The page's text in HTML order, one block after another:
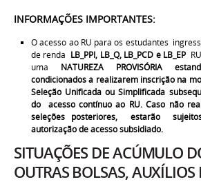
INFORMAÇÕES IMPORTANTES:
O acesso ao RU para os estudantes
de renda LB_PPI, LB_Q, LB_PCD e LB_EP
uma NATUREZA PROVISÓRIA
condicionados a realizarem inscrição na
Seleção Unificada ou Simplificada
do acesso contínuo ao RU. Caso não
seleções posteriores, estarão
autorização de acesso subsidiado.
SITUAÇÕES DE ACÚMULO
OUTRAS BOLSAS, AUXÍLIOS